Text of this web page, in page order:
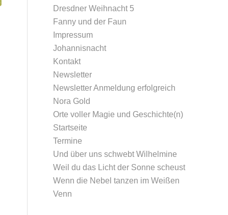
Dresdner Weihnacht 5
Fanny und der Faun
Impressum
Johannisnacht
Kontakt
Newsletter
Newsletter Anmeldung erfolgreich
Nora Gold
Orte voller Magie und Geschichte(n)
Startseite
Termine
Und über uns schwebt Wilhelmine
Weil du das Licht der Sonne scheust
Wenn die Nebel tanzen im Weißen
Venn